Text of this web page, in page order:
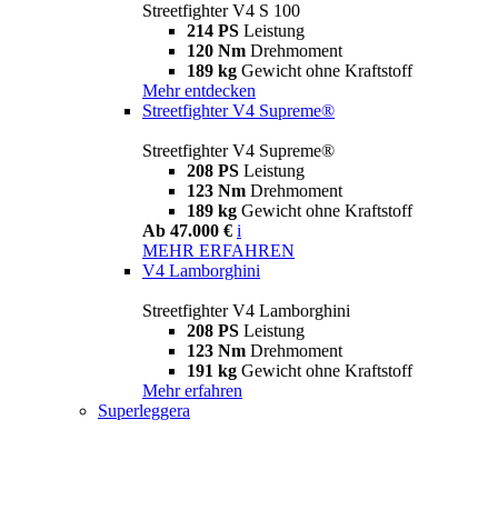
Streetfighter V4 S 100
214 PS Leistung
120 Nm Drehmoment
189 kg Gewicht ohne Kraftstoff
Mehr entdecken
Streetfighter V4 Supreme®
Streetfighter V4 Supreme®
208 PS Leistung
123 Nm Drehmoment
189 kg Gewicht ohne Kraftstoff
Ab 47.000 € i
MEHR ERFAHREN
V4 Lamborghini
Streetfighter V4 Lamborghini
208 PS Leistung
123 Nm Drehmoment
191 kg Gewicht ohne Kraftstoff
Mehr erfahren
Superleggera